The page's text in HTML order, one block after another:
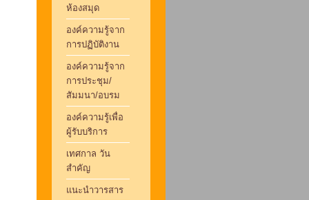
ห้องสมุด
องค์ความรู้จาก
การปฏิบัติงาน
องค์ความรู้จาก
การประชุม/
สัมมนา/อบรม
องค์ความรู้เพื่อ
ผู้รับบริการ
เทศกาล วัน
สำคัญ
แนะนำวารสาร